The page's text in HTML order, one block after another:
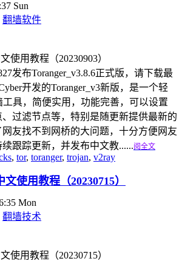
Sun
翻墙软件
发布Toranger_v3.8.6正式版，请下载最
开发的Toranger_v3新版，是一个轻
具，简便实用，功能完善，可以设置
过滤节点等，特别是随更新提供最新的
友找不到网桥的大问题，十分方便网友
跟踪更新，并发布中文教......阅全文
, tor, toranger, trojan, v2ray
使用教程（20230715）
Mon
翻墙技术